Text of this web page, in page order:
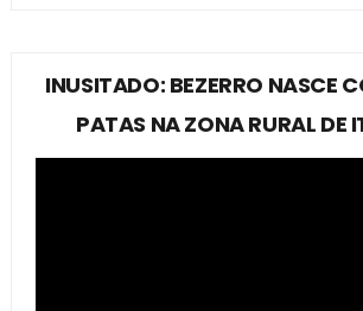
INUSITADO: BEZERRO NASCE
PATAS NA ZONA RURAL DE